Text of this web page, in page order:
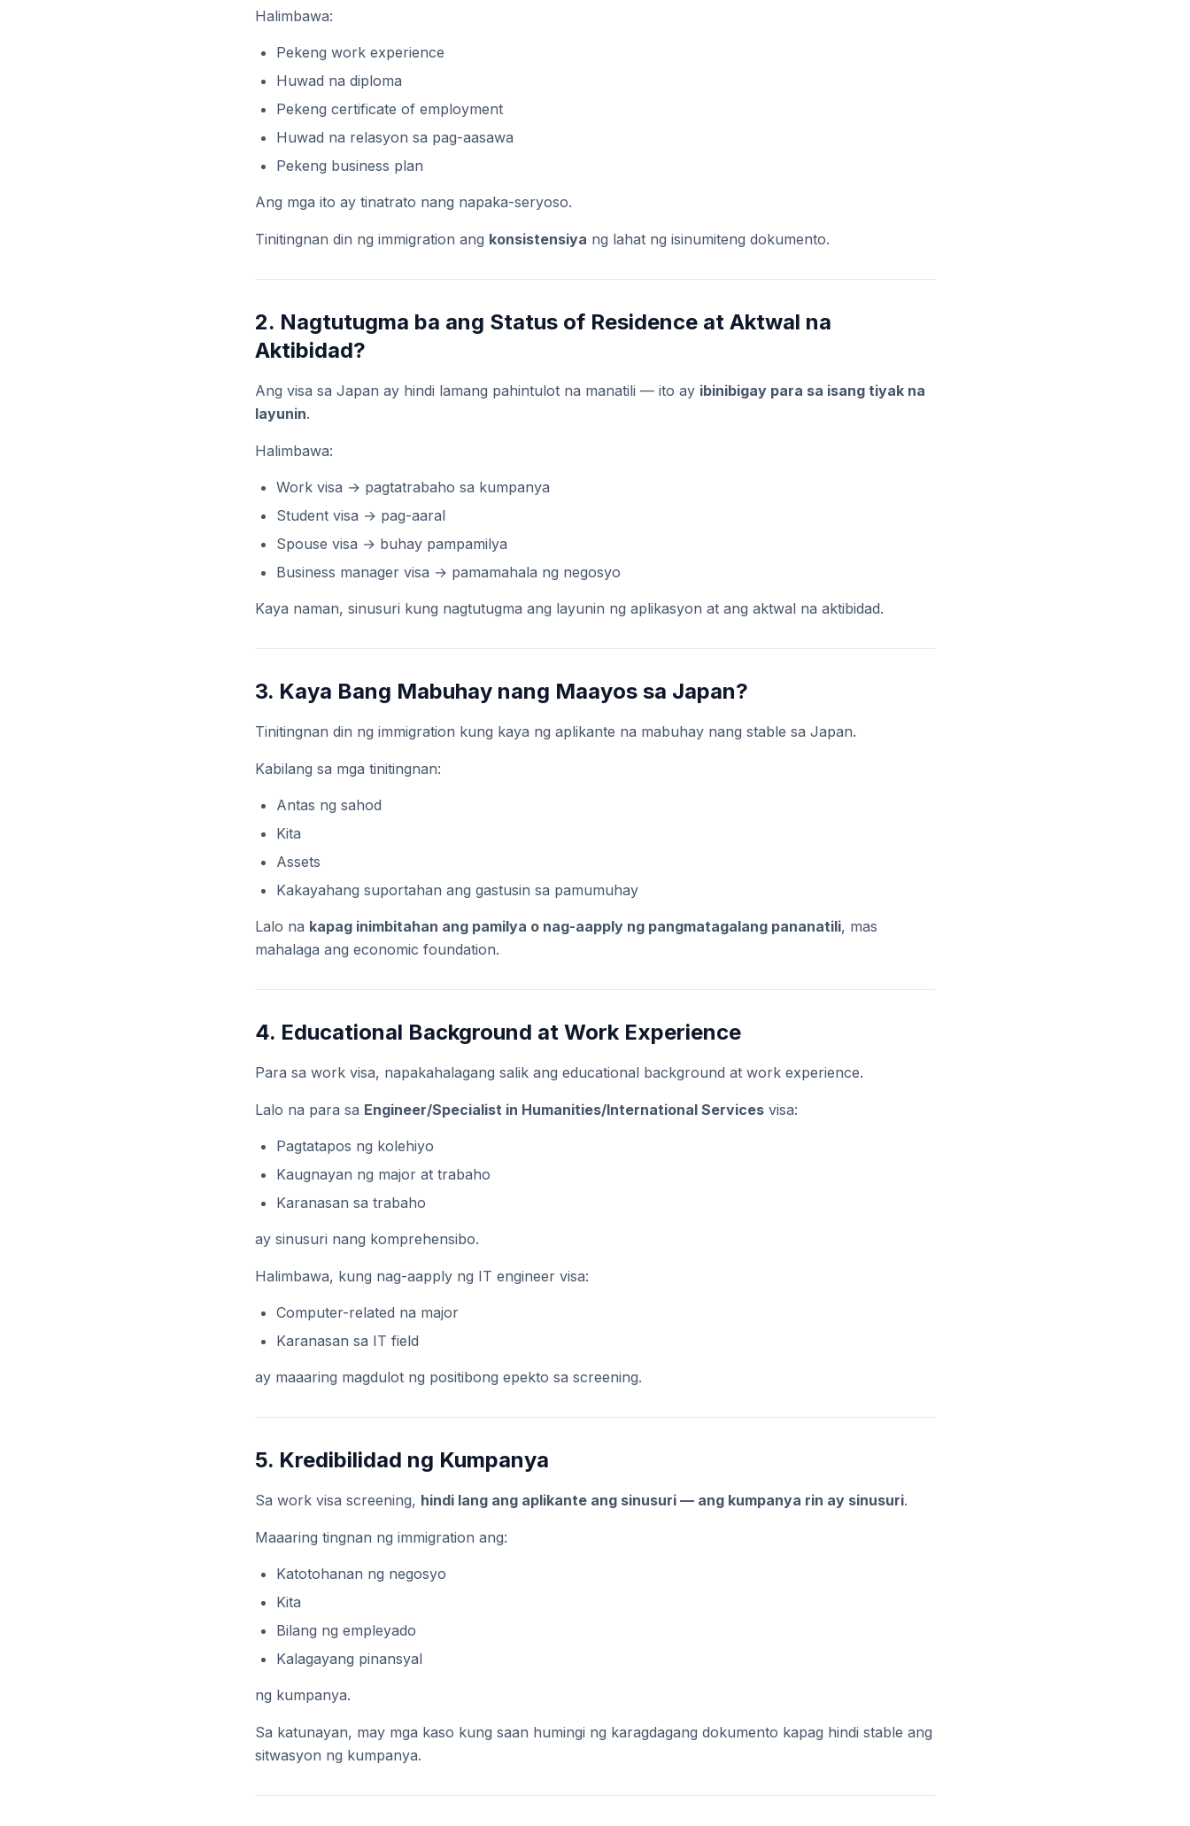
Halimbawa:
Pekeng work experience
Huwad na diploma
Pekeng certificate of employment
Huwad na relasyon sa pag-aasawa
Pekeng business plan
Ang mga ito ay tinatrato nang napaka-seryoso.
Tinitingnan din ng immigration ang konsistensiya ng lahat ng isinumiteng dokumento.
2. Nagtutugma ba ang Status of Residence at Aktwal na
Aktibidad?
Ang visa sa Japan ay hindi lamang pahintulot na manatili — ito ay ibinibigay para sa isang tiyak na
layunin.
Halimbawa:
Work visa → pagtatrabaho sa kumpanya
Student visa → pag-aaral
Spouse visa → buhay pampamilya
Business manager visa → pamamahala ng negosyo
Kaya naman, sinusuri kung nagtutugma ang layunin ng aplikasyon at ang aktwal na aktibidad.
3. Kaya Bang Mabuhay nang Maayos sa Japan?
Tinitingnan din ng immigration kung kaya ng aplikante na mabuhay nang stable sa Japan.
Kabilang sa mga tinitingnan:
Antas ng sahod
Kita
Assets
Kakayahang suportahan ang gastusin sa pamumuhay
Lalo na kapag inimbitahan ang pamilya o nag-aapply ng pangmatagalang pananatili, mas
mahalaga ang economic foundation.
4. Educational Background at Work Experience
Para sa work visa, napakahalagang salik ang educational background at work experience.
Lalo na para sa Engineer/Specialist in Humanities/International Services visa:
Pagtatapos ng kolehiyo
Kaugnayan ng major at trabaho
Karanasan sa trabaho
ay sinusuri nang komprehensibo.
Halimbawa, kung nag-aapply ng IT engineer visa:
Computer-related na major
Karanasan sa IT field
ay maaaring magdulot ng positibong epekto sa screening.
5. Kredibilidad ng Kumpanya
Sa work visa screening, hindi lang ang aplikante ang sinusuri — ang kumpanya rin ay sinusuri.
Maaaring tingnan ng immigration ang:
Katotohanan ng negosyo
Kita
Bilang ng empleyado
Kalagayang pinansyal
ng kumpanya.
Sa katunayan, may mga kaso kung saan humingi ng karagdagang dokumento kapag hindi stable ang
sitwasyon ng kumpanya.